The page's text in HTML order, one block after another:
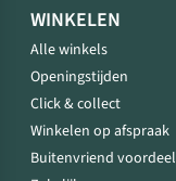
WINKELEN
Alle winkels
Openingstijden
Click & collect
Winkelen op afspraak
Buitenvriend voordeel